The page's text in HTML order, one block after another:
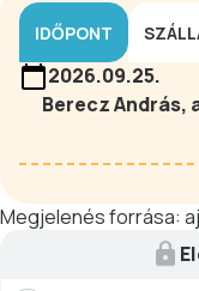
IDŐPONT
2026.09.25.
Berecz András,
Megjelenés forrása: